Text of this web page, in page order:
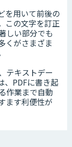
を用いて前後の
この文字を訂正
しい部分でも
くがさまざま
テキストデー
、PDFに書き起
作業まで自動
ます利便性が